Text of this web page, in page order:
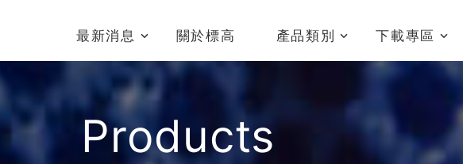
最新消息 關於標高 產品類別 下載專區
Products